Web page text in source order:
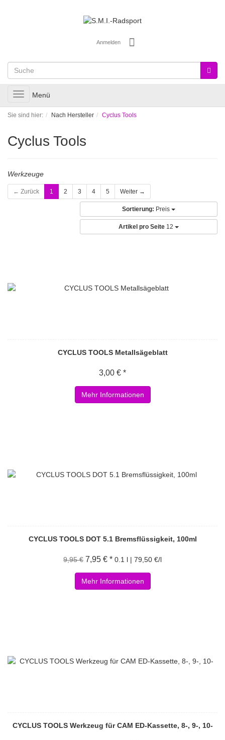
Anmelden
Toggle
navigation
Menü
Sie sind hier: Nach Hersteller Cyclus Tools
Cyclus Tools
Werkzeuge
← Zurück 1 2 3 4 5 Weiter →
Sortierung: Preis
Artikel pro Seite 12
CYCLUS TOOLS Metallsägeblatt
3,00 € *
Mehr Informationen
CYCLUS TOOLS DOT 5.1 Bremsflüssigkeit, 100ml
9,95 € 7,95 € * 0.1 l | 79,50 €/l
Mehr Informationen
CYCLUS TOOLS Werkzeug für CAM ED-Kassette, 8-, 9-, 10-